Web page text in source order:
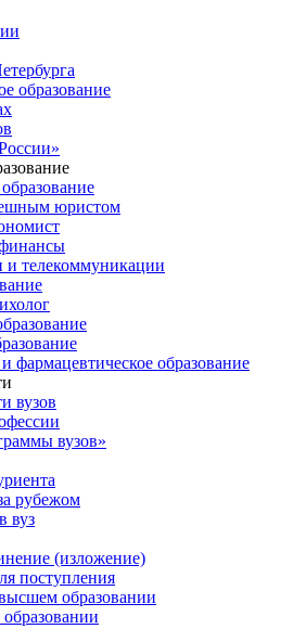
образование
юристом
и телекоммуникации
фармацевтическое образование
вузов
вузов»
рубежом
вуз
(изложение)
поступления
образовании